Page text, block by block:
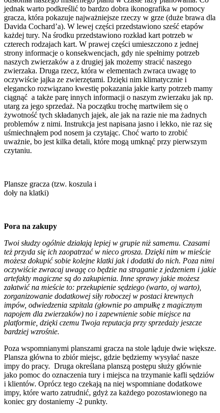
jednak warto podkreślić to bardzo dobra ikonografika w pomocy
gracza, która pokazuje najważniejsze rzeczy w grze (duże brawa dla
Davida Cochard’a). W lewej części przedstawiono sześć etapów
każdej tury. Na środku przedstawiono rozkład kart potrzeb w
czterech rodzajach kart. W prawej części umieszczono z jednej
strony informacje o konsekwencjach, gdy nie spełnimy potrzeb
naszych zwierzaków a z drugiej jak możemy stracić naszego
zwierzaka. Druga rzecz, która w elementach zwraca uwagę to
oczywiście jajka ze zwierzętami. Dzięki nim klimatycznie i
elegancko rozwiązano kwestię pokazania jakie karty potrzeb mamy
ciągnąć a także parę innych informacji o naszym zwierzaku jak np.
utarg za jego sprzedaż. Na początku trochę martwiłem się o
żywotność tych składanych jajek, ale jak na razie nie ma żadnych
problemów z nimi. Instrukcja jest napisana jasno i lekko, nie raz się
uśmiechnąłem pod nosem ja czytając. Choć warto to zrobić
uważnie, bo jest kilka detali, które mogą umknąć przy pierwszym
czytaniu.
Plansze gracza (tzw. koszula i
doły na klatki)
Pora na zakupy
Twoi słudzy ogólnie działają lepiej w grupie niż samemu. Czasami
też przyda się ich zaopatrzać w nieco grosza. Dzięki nim w mieście
możesz dokupić sobie kolejne klatki jak i dodatki do nich. Poza nimi
oczywiście zwracaj uwagę co będzie na straganie z jedzeniem i jakie
artefakty magiczne są do zakupienia. Inne sprawy jakie możesz
załatwić na mieście to: przekupienie sędziego (warto, oj warto),
zorganizowanie dodatkowej siły roboczej w postaci krewnych
impów, odwiedzenia szpitala (głownie po ampułkę z magicznym
napojem dla zwierzaków) no i zapewnienie sobie miejsce na
platformie, dzięki czemu Twoja reputacja przy sprzedaży jeszcze
bardziej wzrośnie.
Poza wspomnianymi planszami gracza na stole ląduje dwie większe.
Plansza główna to zbiór miejsc, gdzie będziemy wysyłać nasze
impy do pracy. Druga określana planszą postępu służy głównie
jako pomoc do oznaczenia tury i miejsca na trzymanie kafli sędziów
i klientów. Oprócz tego czekają na niej wspomniane dodatkowe
impy, które warto zatrudnić, gdyż za każdego pozostawionego na
koniec gry dostaniemy -2 punkty.